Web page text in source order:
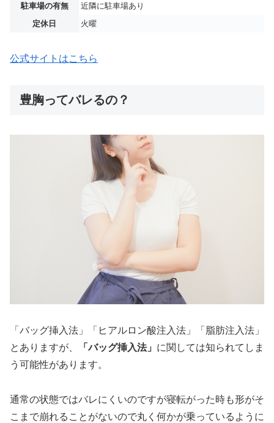
駐車場の有無
近隣に駐車場あり
定休日
火曜
公式サイトはこちら
豊胸ってバレるの？
「バッグ挿入法」「ヒアルロン酸注入法」「脂肪注入法」
とありますが、
「バッグ挿入法」 に関しては知られてしま
う可能性があります。
通常の状態ではバレにくいのですが寝転がった時も形がそ
こまで崩れることがないので丸く何かが乗っているように